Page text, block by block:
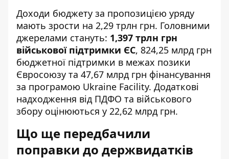
Доходи бюджету за пропозицією уряду
мають зрости на 2,29 трлн грн. Головними
джерелами стануть: 1,397 трлн грн
військової підтримки ЄС, 824,25 млрд грн
бюджетної підтримки в межах позики
Євросоюзу та 47,67 млрд грн фінансування
за програмою Ukraine Facility. Додаткові
надходження від ПДФО та військового
збору оцінюються у 22,62 млрд грн.
Що ще передбачили
поправки до держвидатків